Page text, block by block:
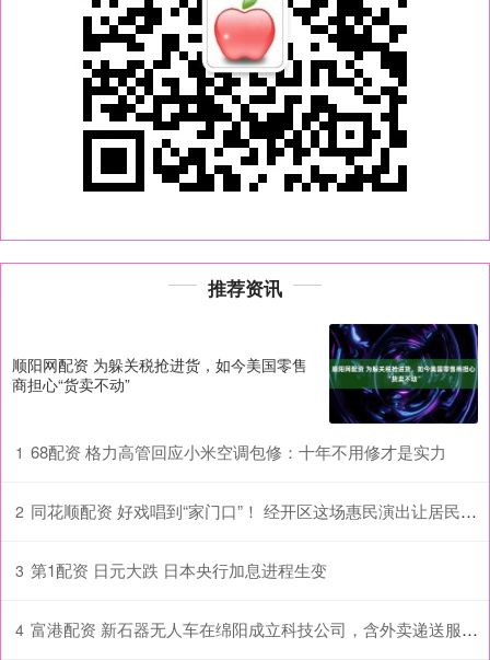
推荐资讯
顺阳网配资 为躲关税抢进货，如今美国零售
商担心“货卖不动”
1 68配资 格力高管回应小米空调包修：十年不用修才是实力
2 同花顺配资 好戏唱到“家门口”！ 经开区这场惠民演出让居民过足“戏瘾”！
3 第1配资 日元大跌 日本央行加息进程生变
4 富港配资 新石器无人车在绵阳成立科技公司，含外卖递送服务业务